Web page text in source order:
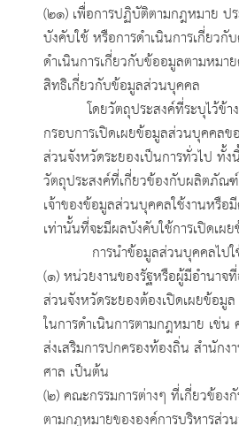
(๒๑) เพื่อการปฏิบัติตามกฎหมาย ป
บังคับใช้ หรือการดำเนินการเกี่ยวกั
ดำเนินการเกี่ยวกับข้ออมูลตามหมา
สิทธิเกี่ยวกับข้อมูลส่วนบุคคล
โดยวัตถุประสงค์ที่ระบุไว้ข้าง
กรอบการเปิดเผยข้อมูลส่วนบุคคลข
ส่วนจังหวัดระยองเป็นการทั่วไป ทั้ง
วัตถุประสงค์ที่เกี่ยวข้องกับผลิตภัณ
เจ้าของข้อมูลส่วนบุคคลใช้งานหรือ
เท่านั้นที่จะมีผลบังคับใช้การเปิดเผ
การนำข้อมูลส่วนบุคคลไปใ
(๑) หน่วยงานของรัฐหรือผู้มีอำนาจ
ส่วนจังหวัดระยองต้องเปิดเผยข้อมู
ในการดำเนินการตามกฎหมาย เช่
ส่งเสริมการปกครองท้องถิ่น สำนักง
ศาล เป็นต้น
(๒) คณะกรรมการต่างๆ ที่เกี่ยวข้อง
ตามกฎหมายขององค์การบริหารส่ว